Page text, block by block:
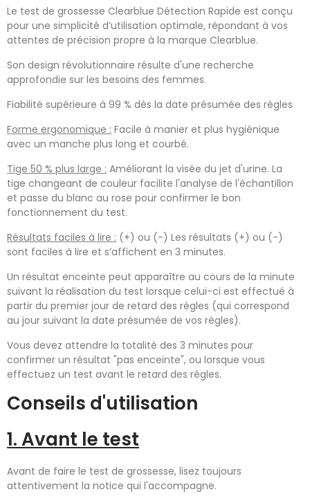
Le test de grossesse Clearblue Détection Rapide est conçu
pour une simplicité d’utilisation optimale, répondant à vos
attentes de précision propre à la marque Clearblue.
Son design révolutionnaire résulte d'une recherche
approfondie sur les besoins des femmes.
Fiabilité supérieure à 99 % dès la date présumée des règles
Forme ergonomique : Facile à manier et plus hygiénique
avec un manche plus long et courbé.
Tige 50 % plus large : Améliorant la visée du jet d'urine. La
tige changeant de couleur facilite l'analyse de l'échantillon
et passe du blanc au rose pour confirmer le bon
fonctionnement du test.
Résultats faciles à lire : (+) ou (-) Les résultats (+) ou (-)
sont faciles à lire et s’affichent en 3 minutes.
Un résultat enceinte peut apparaître au cours de la minute
suivant la réalisation du test lorsque celui-ci est effectué à
partir du premier jour de retard des règles (qui correspond
au jour suivant la date présumée de vos règles).
Vous devez attendre la totalité des 3 minutes pour
confirmer un résultat "pas enceinte", ou lorsque vous
effectuez un test avant le retard des règles.
Conseils d'utilisation
1. Avant le test
Avant de faire le test de grossesse, lisez toujours
attentivement la notice qui l'accompagne.